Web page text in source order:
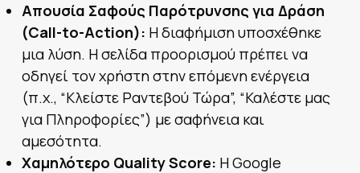
Απουσία Σαφούς Παρότρυνσης για Δράση
(Call-to-Action): Η διαφήμιση υποσχέθηκε
μια λύση. Η σελίδα προορισμού πρέπει να
οδηγεί τον χρήστη στην επόμενη ενέργεια
(π.χ., “Κλείστε Ραντεβού Τώρα”, “Καλέστε μας
για Πληροφορίες”) με σαφήνεια και
αμεσότητα.
Χαμηλότερο Quality Score: Η Google